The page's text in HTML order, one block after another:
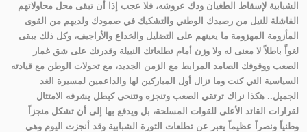
الشبابية لإسقاط الطغيان ودك عروشه، فلا عجب إذا أن تبقى محل محاولاتهم
الفاشلة للنيل من رصيدك الوطني والتشكيك في صمودك ولديهم من القوى
المأزومة المهزومة ما يعينهم على التضليل والخداع والأراجيف، وكل ذلك يبقى
لغواً باطلاً لا معنى له ولا وزن أمام تطلعاتك النبيلة وقدرتك على شق غمار
الصعب ووقوفك الصامد المرابط مع الزمن الجديد، مع تحولات الوطن مع قيادته
السياسية التي كنت وما تزال أول المباركين لها والداعمين لمسيرة الغد
الجميل.. هكذا نراك ترتقي الصعب وتنجزه وتتنحى كبطل يشرفه الامتثال
لقرارات القائد الأعلى للقوات المسلحة، بل ويدفع بها إلى أن تشكل منجزاً
وطنياً ونصراً عظيماً يعبر عن تطلعات الثورة الشبابية وقد أنجزت اليوم وهي